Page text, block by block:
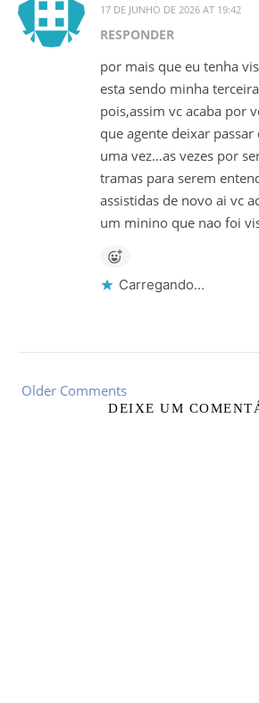
17 DE JUNHO DE 2026 AT 19:42
RESPONDER
por mais que eu tenha
esta sendo minha
pois,assim vc acaba por
que agente deixar
uma vez…as vezes por
tramas para serem
assistidas de novo ai vc
um minino que nao foi
Carregando...
Older Comments
DEIXE UM